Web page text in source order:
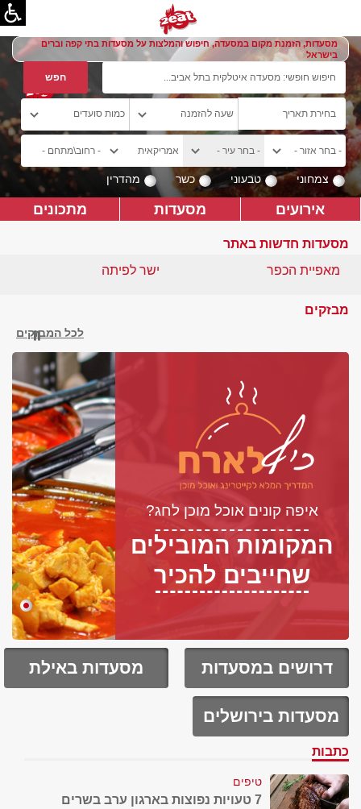
מסעדות, הזמנת מקום במסעדה, חיפוש והמלצות על מסעדות בתי קפה וברים
בישראל
צמחוני טבעוני כשר מהדרין
אירועים מסעדות מתכונים
מסעדות חדשות באתר
ישר לפיתה
מאפיית הכפר
מבזקים
לכל המבזקים
איפה קונים אוכל מוכן לחג?
המקומות המובילים
שחייבים להכיר
דרושים במסעדות מסעדות באילת
מסעדות בירושלים
כתבות
טיפים
7 טעויות נפוצות בארגון ערב בשרים